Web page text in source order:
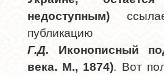
недоступным)
Г.Д. Иконописный
века. М., 1874). Вот